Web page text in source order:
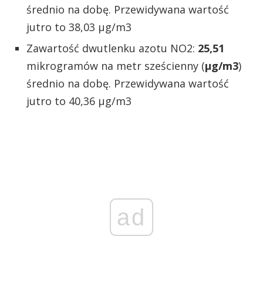
średnio na dobę. Przewidywana wartość
jutro to 38,03 µg/m3
Zawartość dwutlenku azotu NO2: 25,51
mikrogramów na metr sześcienny (µg/m3)
średnio na dobę. Przewidywana wartość
jutro to 40,36 µg/m3
ad